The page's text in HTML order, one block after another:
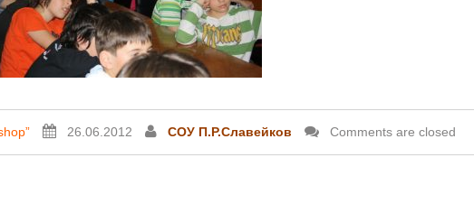
26.06.2012 СОУ П.Р.Славейков Comments are closed